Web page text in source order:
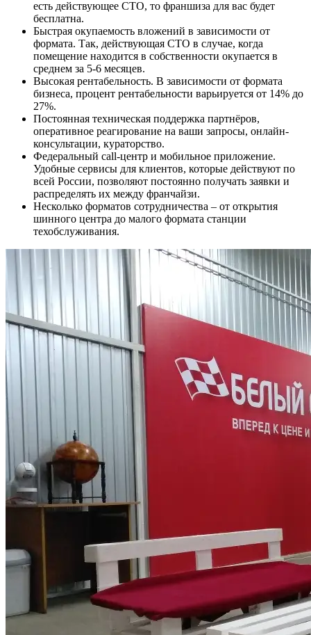
есть действующее СТО, то франшиза для вас будет
бесплатна.
Быстрая окупаемость вложений в зависимости от
формата. Так, действующая СТО в случае, когда
помещение находится в собственности окупается в
среднем за 5-6 месяцев.
Высокая рентабельность. В зависимости от формата
бизнеса, процент рентабельности варьируется от 14% до
27%.
Постоянная техническая поддержка партнёров,
оперативное реагирование на ваши запросы, онлайн-
консультации, кураторство.
Федеральный call-центр и мобильное приложение.
Удобные сервисы для клиентов, которые действуют по
всей России, позволяют постоянно получать заявки и
распределять их между франчайзи.
Несколько форматов сотрудничества – от открытия
шинного центра до малого формата станции
техобслуживания.